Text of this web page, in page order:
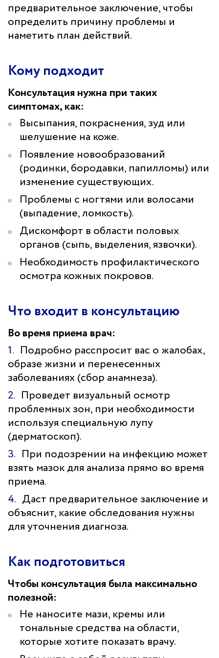
Санаторий-профилакторий
«Парус»
Понедельник — четверг
перерыв 12:00–12:30
Пятница
08:00–15:45
перерыв 12:00–12:30
Администратор
+7 (4742) 72-73-31
Версия для слабовидящих
предварительное заключение, чтобы
определить причину проблемы и
наметить план действий.
Кому подходит
Консультация нужна при таких
симптомах, как:
Высыпания, покраснения, зуд или
шелушение на коже.
Появление новообразований
(родинки, бородавки, папилломы) или
изменение существующих.
Проблемы с ногтями или волосами
(выпадение, ломкость).
Дискомфорт в области половых
органов (сыпь, выделения, язвочки).
Необходимость профилактического
осмотра кожных покровов.
Что входит в консультацию
Во время приема врач:
Подробно расспросит вас о жалобах,
образе жизни и перенесенных
заболеваниях (сбор анамнеза).
Проведет визуальный осмотр
проблемных зон, при необходимости
используя специальную лупу
(дерматоскоп).
При подозрении на инфекцию может
взять мазок для анализа прямо во время
приема.
Даст предварительное заключение и
объяснит, какие обследования нужны
для уточнения диагноза.
Как подготовиться
Чтобы консультация была максимально
полезной:
Не наносите мази, кремы или
тональные средства на области,
которые хотите показать врачу.